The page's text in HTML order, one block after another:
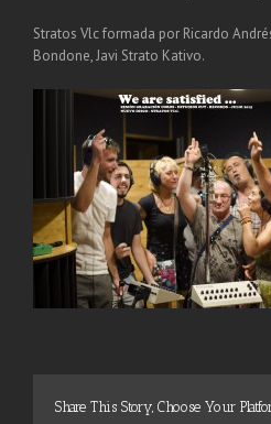
Stratos Vlc formada por Ricardo
Bondone, Javi Strato Kativo.
Share This Story, Choose Your